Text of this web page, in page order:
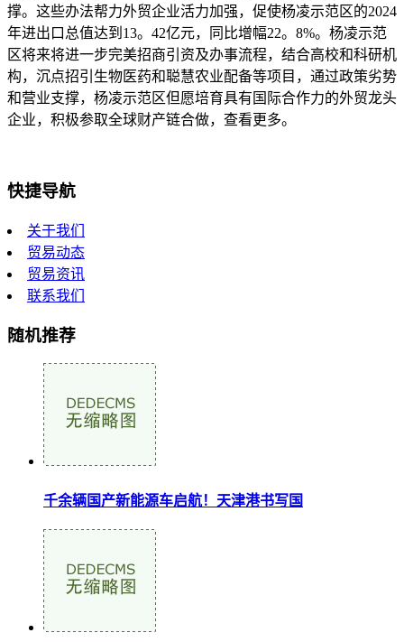
撑。这些办法帮力外贸企业活力加强，促使杨凌示范区的2024
年进出口总值达到13。42亿元，同比增幅22。8%。杨凌示范
区将来将进一步完美招商引资及办事流程，结合高校和科研机
构，沉点招引生物医药和聪慧农业配备等项目，通过政策劣势
和营业支撑，杨凌示范区但愿培育具有国际合作力的外贸龙头
企业，积极参取全球财产链合做，查看更多。
快捷导航
关于我们
贸易动态
贸易资讯
联系我们
随机推荐
千余辆国产新能源车启航！天津港书写国